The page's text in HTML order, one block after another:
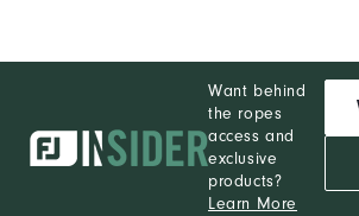
Want behind
the ropes
access and
exclusive
products?
Learn More